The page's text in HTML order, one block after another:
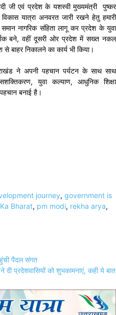
जी एवं प्रदेश के यशस्वी मुख्यमंत्री पुष्कर
यात्रा अनवरत जारी रखने हेतु हमारी
नागरिक संहिता लागू कर प्रदेश के युवा
बने, वहीं दूसरी ओर प्रदेश में सख्त नकल
बाहर निकालने का कार्य भी किया।
ने अपनी पहचान पर्यटन के साथ साथ
युवा कल्याण, आधुनिक शिक्षा
बनाई है।
journey, government is
Bharat, pm modi, rekha arya,
पैदल संगत
दी प्रदेशवासियों को शुभकामनाएं, कही ये बात